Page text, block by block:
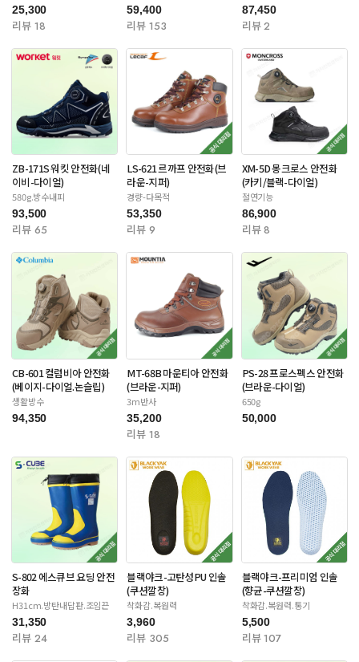
25,300
리뷰 18
59,400
리뷰 153
87,450
리뷰 2
ZB-171S 워킷 안전화(네
이비-다이얼)
580g.방수내피
93,500
리뷰 65
LS-621 르까프 안전화(브
라운-지퍼)
경량-다목적
53,350
리뷰 9
XM-5D 몽크로스 안전화
(카키/블랙-다이얼)
절연기능
86,900
리뷰 8
CB-601 컬럼비아 안전화
(베이지-다이얼.논슬립)
생활방수
94,350
MT-68B 마운티아 안전화
(브라운-지퍼)
3m반사
35,200
리뷰 18
PS-28 프로스펙스 안전화
(브라운-다이얼)
650g
50,000
S-802 에스큐브 요딩 안전
장화
H31cm.방탄내답판.조임끈
31,350
리뷰 24
블랙야크-고탄성PU 인솔
(쿠션깔창)
착화감.복원력
3,960
리뷰 305
블랙야크-프리미엄 인솔
(향균-쿠션깔창)
착화감.복원력.통기
5,500
리뷰 107